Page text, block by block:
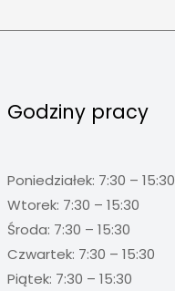
Godziny pracy
Poniedziałek: 7:30 – 15:30
Wtorek: 7:30 – 15:30
Środa: 7:30 – 15:30
Czwartek: 7:30 – 15:30
Piątek: 7:30 – 15:30